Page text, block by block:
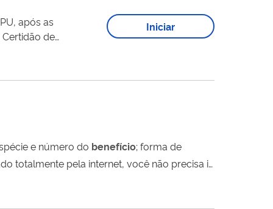
após as
Certidão de
Iniciar
tais como: espécie e número do benefício; forma de